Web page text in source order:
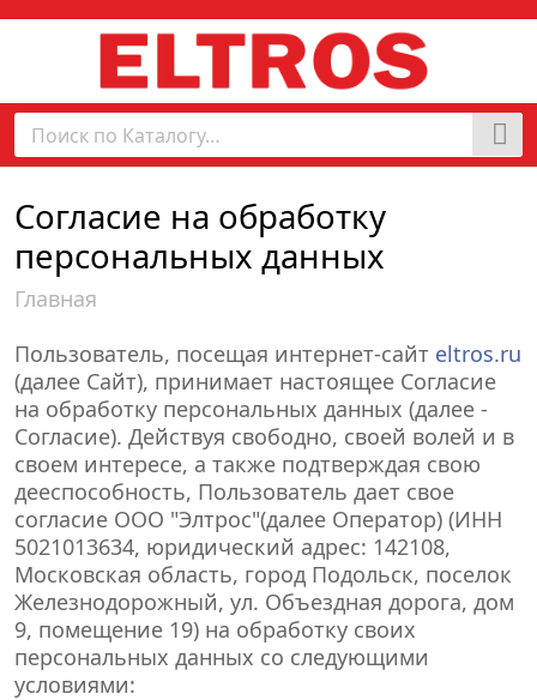
Согласие на обработку
персональных данных
Главная
Пользователь, посещая интернет-сайт eltros.ru
(далее Сайт), принимает настоящее Согласие
на обработку персональных данных (далее -
Согласие). Действуя свободно, своей волей и в
своем интересе, а также подтверждая свою
дееспособность, Пользователь дает свое
согласие ООО "Элтрос"(далее Оператор) (ИНН
5021013634, юридический адрес: 142108,
Московская область, город Подольск, поселок
Железнодорожный, ул. Объездная дорога, дом
9, помещение 19) на обработку своих
персональных данных со следующими
условиями: